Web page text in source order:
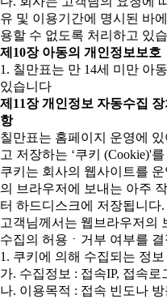
유 및 이용기간에 명시된 바
용할 수 없도록 처리하고 있
제10장 아동의 개인정보보호
1. 칠만표는 만 14세 미만 아
있습니다
제11장 개인정보 자동수집
항
칠만표는 홈페이지 운영에
고 저장하는 ‘쿠키 (Cookie)'
쿠키는 회사의 웹사이트를
의 브라우저에 보내는 아주
터 하드디스크에 저장됩니다.
고객님께서는 웹브라우저의
수집의 허용ㆍ거부 여부를
1. 쿠키에 의해 수집되는 정
가. 수집정보 : 접속IP, 접속
나. 이용목적 : 접속 빈도나